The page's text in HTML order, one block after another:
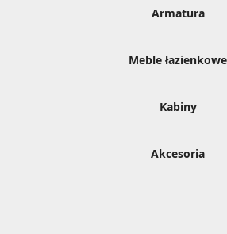
Armatura
Meble łazienkowe
Kabiny
Akcesoria